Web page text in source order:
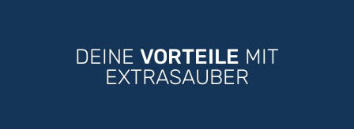
DEINE VORTEILE MIT
EXTRASAUBER